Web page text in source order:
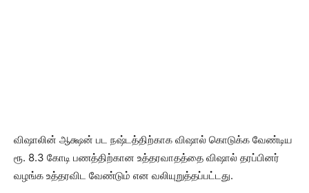
விஷாலின் ஆக்ஷன் பட நஷ்டத்திற்காக விஷால் கொடுக்க வேண்டிய
ரூ. 8.3 கோடி பணத்திற்கான உத்தரவாதத்தை விஷால் தரப்பினர்
வழங்க உத்தரவிட வேண்டும் என வலியுறுத்தப்பட்டது.